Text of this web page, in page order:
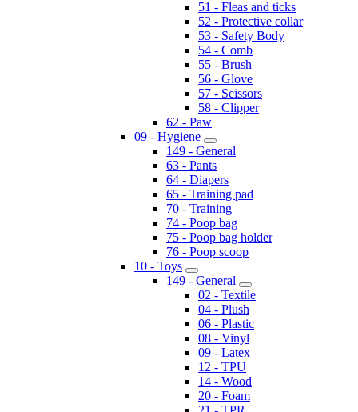
51 - Fleas and ticks
52 - Protective collar
53 - Safety Body
54 - Comb
55 - Brush
56 - Glove
57 - Scissors
58 - Clipper
62 - Paw
09 - Hygiene
149 - General
63 - Pants
64 - Diapers
65 - Training pad
70 - Training
74 - Poop bag
75 - Poop bag holder
76 - Poop scoop
10 - Toys
149 - General
02 - Textile
04 - Plush
06 - Plastic
08 - Vinyl
09 - Latex
12 - TPU
14 - Wood
20 - Foam